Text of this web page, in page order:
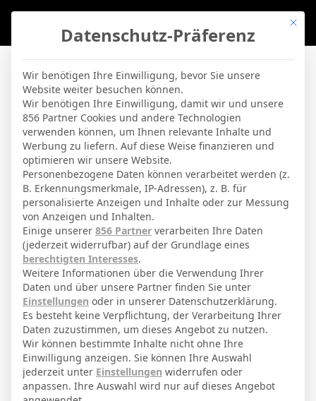
Gavi
Micha Sassie 19. April 2026
Voller Name Pablo Martín Páez Gavira
Position Mittelfeldspieler
Aktuelles Team Barcelona
Nationalität
Geburtsort
Los Palacios y Villafranca
Geburtstag 5. August 2004
Alter 22
Gewicht (kg) 69
Größe (cm) 174
Mit
Datenschutz-Präferenz
Wir benötigen Ihre Einwilligung, bevor Sie unsere
Website weiter besuchen können.
Wir benötigen Ihre Einwilligung, damit wir und unsere
856 Partner Cookies und andere Technologien
verwenden können, um Ihnen relevante Inhalte und
Werbung zu liefern. Auf diese Weise finanzieren und
optimieren wir unsere Website.
Personenbezogene Daten können verarbeitet werden (z.
B. Erkennungsmerkmale, IP-Adressen), z. B. für
personalisierte Anzeigen und Inhalte oder zur Messung
von Anzeigen und Inhalten.
Einige unserer 856 Partner verarbeiten Ihre Daten
(jederzeit widerrufbar) auf der Grundlage eines
berechtigten Interesses.
Weitere Informationen über die Verwendung Ihrer
Daten und über unsere Partner finden Sie unter
Einstellungen oder in unserer Datenschutzerklärung.
Es besteht keine Verpflichtung, der Verarbeitung Ihrer
Daten zuzustimmen, um dieses Angebot zu nutzen.
Wir können bestimmte Inhalte nicht ohne Ihre
Einwilligung anzeigen. Sie können Ihre Auswahl
jederzeit unter Einstellungen widerrufen oder
anpassen. Ihre Auswahl wird nur auf dieses Angebot